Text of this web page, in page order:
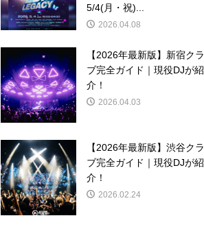
5/4(月・祝)...
2026.04.08
【2026年最新版】新宿クラ
ブ完全ガイド｜現役DJが紹
介！
2026.04.03
【2026年最新版】渋谷クラ
ブ完全ガイド｜現役DJが紹
介！
2026.02.24